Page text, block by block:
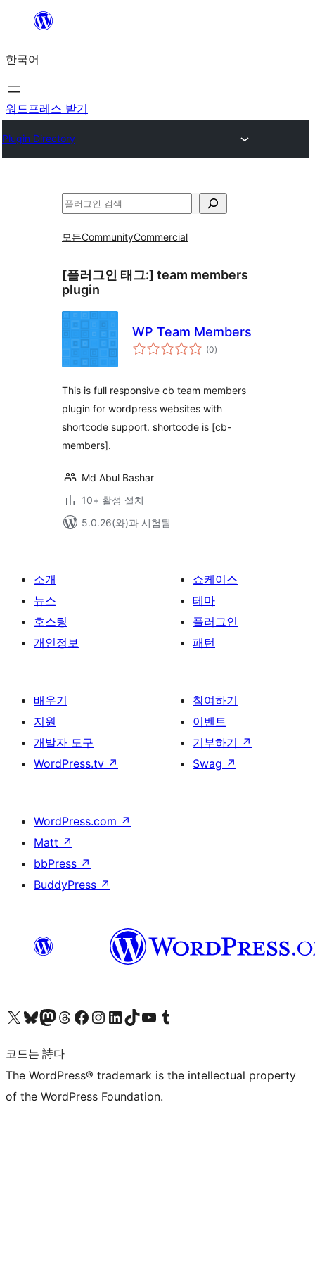
츠
로
바
가
한국어
워드프레스 받기
Plugin Directory
검
모든CommunityCommercial
[플러그인 태그:] team members
plugin
WP Team Members
(0전
체)
This is full responsive cb team members
plugin for wordpress websites with
shortcode support. shortcode is [cb-
members].
Md Abul Bashar
10+ 활성 설치
5.0.26(와)과 시험됨
소개
뉴스
호스팅
개인정보
쇼케이스
테마
플러그인
패턴
배우기
지원
개발자 도구
WordPress.tv ↗
참여하기
이벤트
기부하기 ↗
Swag ↗
WordPress.com ↗
Matt ↗
bbPress ↗
BuddyPress ↗
X(이전 트위터) 계정 방문하기블루스카이 계정 방문하기마스토돈 계정 방문하기스레드 계정 방문하기 페이스북 페이지 방문하기인스타그램 계정 방문하기 LinkedIn 계정 방문하기틱톡 계정 방문하기유튜브 채널 방문하기 텀블러 계정 방문하기
코드는 詩다
The WordPress® trademark is the intellectual property
of the WordPress Foundation.